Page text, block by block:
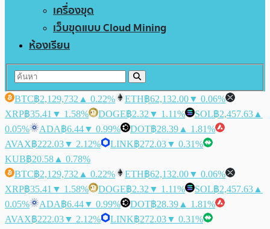
เครื่องขุด
เว็บขุดแบบ Cloud Mining
ห้องเรียน
BTC฿2,129,732 ▲ 0.22% ETH฿62,132.00▼ 0.06%
XRP฿35.41 ▼ 1.58% DOGE฿2.32 ▼ 1.11% SOL฿2,457.63 ▲
0.05%
ADA฿6.44▼ 0.99% DOT฿28.39 ▲ 1.81%
AVAX฿222.03▼ 2.12% LINK฿272.03▼ 0.31%
KUB฿20.58 ▲ 0.78%
BTC฿2,129,732 ▲ 0.22% ETH฿62,132.00▼ 0.06%
XRP฿35.41 ▼ 1.58% DOGE฿2.32 ▼ 1.11% SOL฿2,457.63 ▲
0.05%
ADA฿6.44▼ 0.99% DOT฿28.39 ▲ 1.81%
AVAX฿222.03▼ 2.12% LINK฿272.03▼ 0.31%